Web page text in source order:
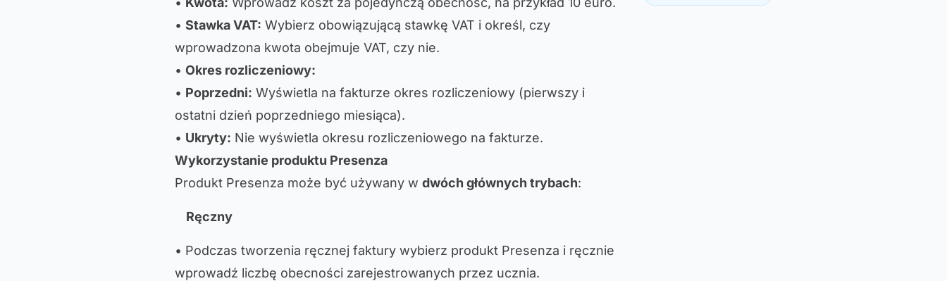
• Stawka VAT: Wybierz obowiązującą stawkę VAT i określ, czy
wprowadzona kwota obejmuje VAT, czy nie.
• Okres rozliczeniowy:
• Poprzedni: Wyświetla na fakturze okres rozliczeniowy (pierwszy i
ostatni dzień poprzedniego miesiąca).
• Ukryty: Nie wyświetla okresu rozliczeniowego na fakturze.
Wykorzystanie produktu Presenza
Produkt Presenza może być używany w dwóch głównych trybach:
Ręczny
• Podczas tworzenia ręcznej faktury wybierz produkt Presenza i ręcznie
wprowadź liczbę obecności zarejestrowanych przez ucznia.